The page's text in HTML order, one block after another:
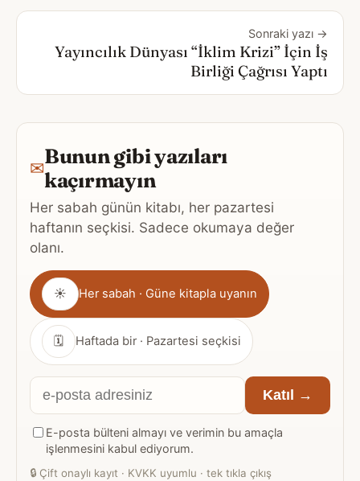
Sonraki yazı →
Yayıncılık Dünyası “İklim Krizi” İçin İş
Birliği Çağrısı Yaptı
✉Bunun gibi yazıları
kaçırmayın
Her sabah günün kitabı, her pazartesi
haftanın seçkisi. Sadece okumaya değer
olanı.
Gönderim
sıklığı
☀ Her sabah · Güne kitapla uyanın
🗓 Haftada bir · Pazartesi seçkisi
E-
posta
adresiniz
Katıl →
E-posta bülteni almayı ve verimin bu amaçla
işlenmesini kabul ediyorum.
🔒 Çift onaylı kayıt · KVKK uyumlu · tek tıkla çıkış